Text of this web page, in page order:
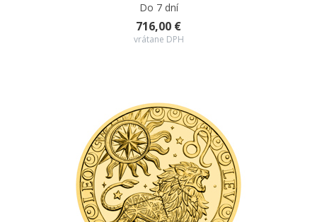
Do 7 dní
716,00 €
vrátane DPH